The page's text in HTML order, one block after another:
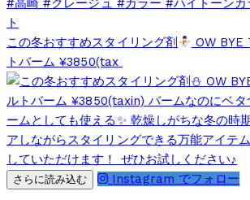
この冬おすすめスタイリング剤
OW BYE
トバーム ¥3850(tax
さらに読み込む Instagram でフォロー